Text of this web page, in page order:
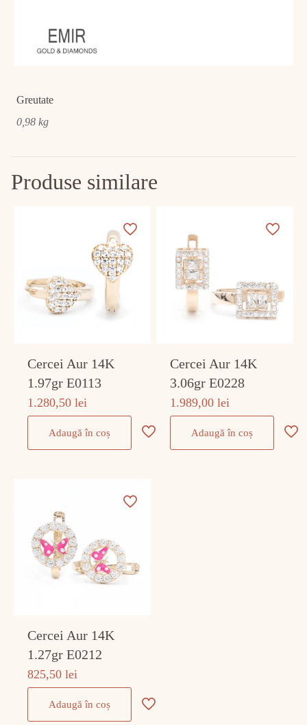
Greutate
0,98 kg
Produse similare
Cercei Aur 14K
1.97gr E0113
1.280,50lei
Adaugă în coș
Cercei Aur 14K
3.06gr E0228
1.989,00lei
Adaugă în coș
Cercei Aur 14K
1.27gr E0212
825,50lei
Adaugă în coș